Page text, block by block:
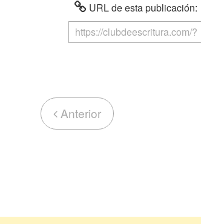
URL de esta publicación:
Anterior